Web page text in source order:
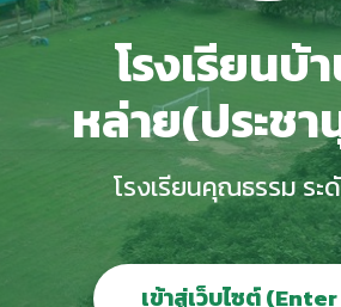
โรงเรียนบ้
หล่าย(ประช
โรงเรียนคุณธรรม ระ
เข้าสู่เว็บไซต์